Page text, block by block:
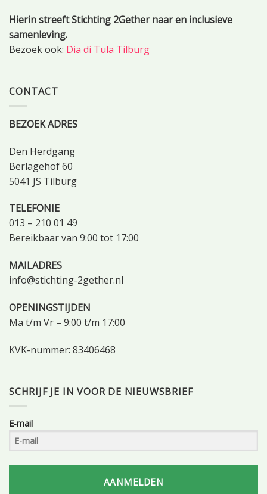
Hierin streeft Stichting 2Gether naar en inclusieve
samenleving.
Bezoek ook: Dia di Tula Tilburg
CONTACT
BEZOEK ADRES
Den Herdgang
Berlagehof 60
5041 JS Tilburg
TELEFONIE
013 – 210 01 49
Bereikbaar van 9:00 tot 17:00
MAILADRES
info@stichting-2gether.nl
OPENINGSTIJDEN
Ma t/m Vr – 9:00 t/m 17:00
KVK-nummer: 83406468
SCHRIJF JE IN VOOR DE NIEUWSBRIEF
E-mail
AANMELDEN